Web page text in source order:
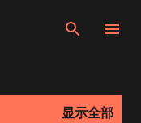
显示全部